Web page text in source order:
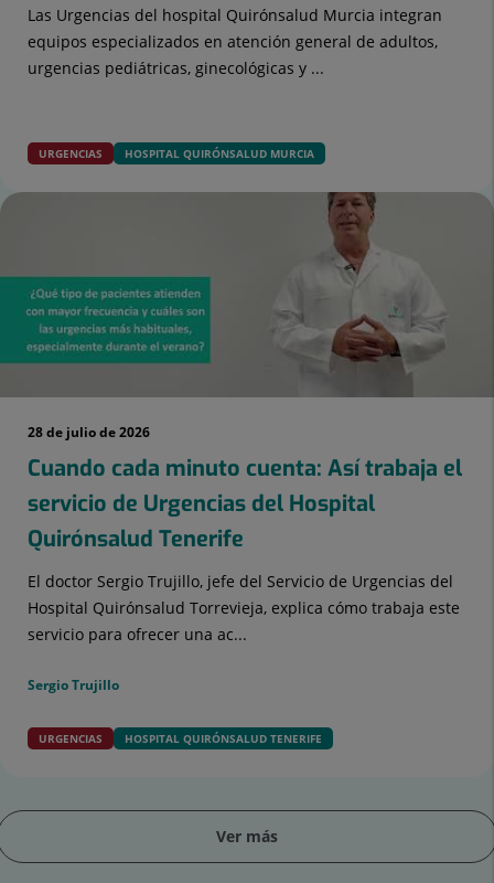
Las Urgencias del hospital Quirónsalud Murcia integran
equipos especializados en atención general de adultos,
urgencias pediátricas, ginecológicas y ...
URGENCIAS HOSPITAL QUIRÓNSALUD MURCIA
28 de julio de 2026
Cuando cada minuto cuenta: Así trabaja el
servicio de Urgencias del Hospital
Quirónsalud Tenerife
El doctor Sergio Trujillo, jefe del Servicio de Urgencias del
Hospital Quirónsalud Torrevieja, explica cómo trabaja este
servicio para ofrecer una ac...
Sergio Trujillo
URGENCIAS HOSPITAL QUIRÓNSALUD TENERIFE
Ver más